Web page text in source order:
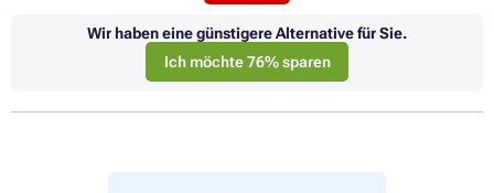
Wir haben eine günstigere Alternative für Sie.
Ich möchte 76% sparen